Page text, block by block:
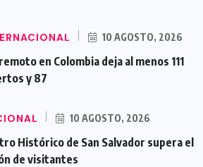
10 AGOSTO, 2026
en Colombia deja al menos 111
y 87
10 AGOSTO, 2026
Histórico de San Salvador supera el
de visitantes